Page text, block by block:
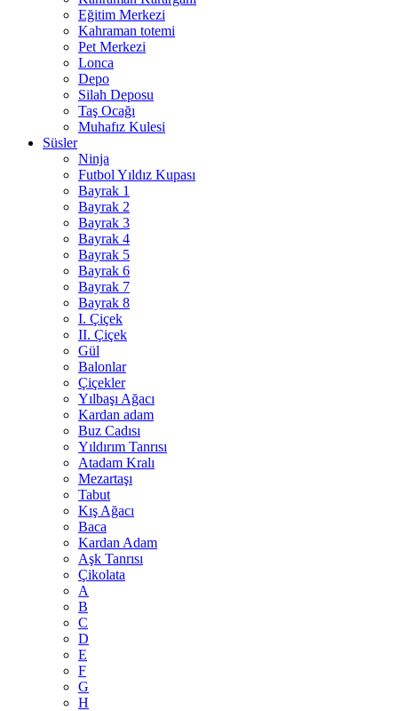
Eğitim Merkezi
Kahraman totemi
Pet Merkezi
Lonca
Depo
Silah Deposu
Taş Ocağı
Muhafız Kulesi
Süsler
Ninja
Futbol Yıldız Kupası
Bayrak 1
Bayrak 2
Bayrak 3
Bayrak 4
Bayrak 5
Bayrak 6
Bayrak 7
Bayrak 8
I. Çiçek
II. Çiçek
Gül
Balonlar
Çiçekler
Yılbaşı Ağacı
Kardan adam
Buz Cadısı
Yıldırım Tanrısı
Atadam Kralı
Mezartaşı
Tabut
Kış Ağacı
Baca
Kardan Adam
Aşk Tanrısı
Çikolata
A
B
C
D
E
F
G
H